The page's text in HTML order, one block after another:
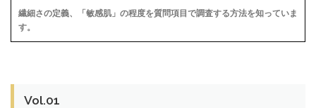
繊細さの定義、「敏感肌」の程度を質問項目で調査する方法を知っていま
す。
Vol.01